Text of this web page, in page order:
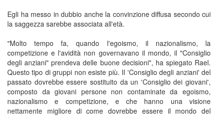
Egli ha messo in dubbio anche la convinzione diffusa secondo cui
la saggezza sarebbe associata all'età.
"Molto tempo fa, quando l'egoismo, il nazionalismo, la
competizione e l'avidità non governavano il mondo, il "Consiglio
degli anziani" prendeva delle buone decisioni", ha spiegato Rael.
Questo tipo di gruppi non esiste più. Il 'Consiglio degli anziani' del
passato dovrebbe essere sostituito da un 'Consiglio dei giovani',
composto da giovani persone non contaminate da egoismo,
nazionalismo e competizione, e che hanno una visione
nettamente migliore di come dovrebbe essere il mondo del